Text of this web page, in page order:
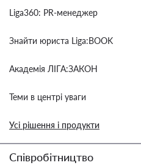
Liga360: PR-менеджер
Знайти юриста Liga:BOOK
Академія ЛІГА:ЗАКОН
Теми в центрі уваги
Усі рішення і продукти
Співробітництво